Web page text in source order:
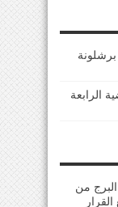
برشلونة
الرابعة
من